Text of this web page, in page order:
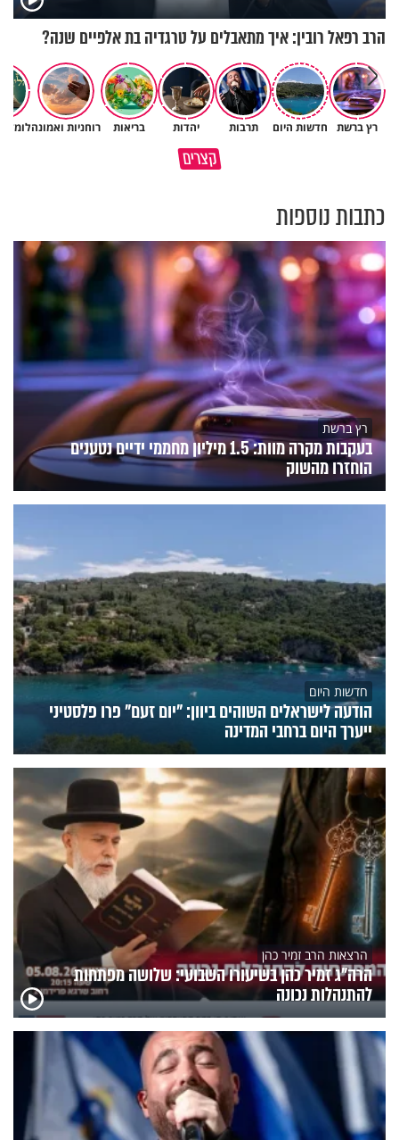
הרב רפאל רובין: איך מתאבלים על טרגדיה בת אלפיים שנה?
רץ ברשת חדשות היום תרבות יהדות בריאות רוחניות ואמונה
קצרים
איך יתכן שעם ישראל הצליח
לשרוד במדבר ארבעים שנים?
״ זו הייתה ההחלטה הכי קשה
שלקחתי בחיים": לורה כהן
כתבות נוספות
רץ ברשת
בעקבות מקרה מוות: 1.5 מיליון מחממי ידיים נטענים
הוחזרו מהשוק
חדשות היום
הודעה לישראלים השוהים ביוון: "יום זעם" פרו פלסטיני
ייערך היום ברחבי המדינה
הרצאות הרב זמיר כהן
הרה"ג זמיר כהן בשיעורו השבועי: שלושה מפתחות
להתנהלות נכונה